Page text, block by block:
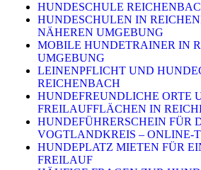
HUNDESCHULE
HUNDESCHULEN IN
NÄHEREN UMGEBUNG
MOBILE HUNDETRAINER IN
UMGEBUNG
LEINENPFLICHT UND
REICHENBACH
HUNDEFREUNDLICHE ORTE
FREILAUFFLÄCHEN IN
HUNDEFÜHRERSCHEIN FÜR
VOGTLANDKREIS – ONLINE-
HUNDEPLATZ MIETEN FÜR
FREILAUF